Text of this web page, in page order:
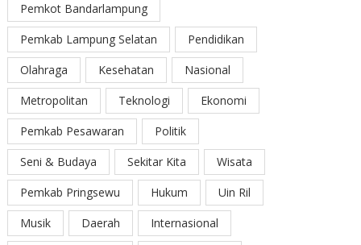
Pemkot Bandarlampung
Pemkab Lampung Selatan
Pendidikan
Olahraga
Kesehatan
Nasional
Metropolitan
Teknologi
Ekonomi
Pemkab Pesawaran
Politik
Seni & Budaya
Sekitar Kita
Wisata
Pemkab Pringsewu
Hukum
Uin Ril
Musik
Daerah
Internasional